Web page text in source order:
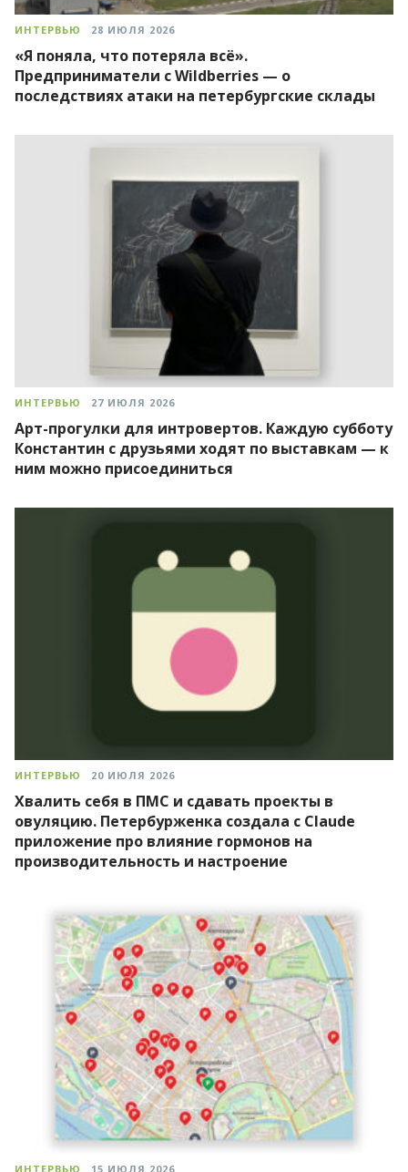
ИНТЕРВЬЮ 28 ИЮЛЯ 2026
«Я поняла, что потеряла всё».
Предприниматели с Wildberries — о
последствиях атаки на петербургские склады
ИНТЕРВЬЮ 27 ИЮЛЯ 2026
Арт-прогулки для интровертов. Каждую субботу
Константин с друзьями ходят по выставкам — к
ним можно присоединиться
ИНТЕРВЬЮ 20 ИЮЛЯ 2026
Хвалить себя в ПМС и сдавать проекты в
овуляцию. Петербурженка создала с Claude
приложение про влияние гормонов на
производительность и настроение
ИНТЕРВЬЮ 15 ИЮЛЯ 2026